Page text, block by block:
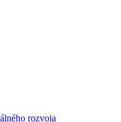
rozvoja